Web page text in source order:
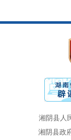
湘阴县人
湘阴县政